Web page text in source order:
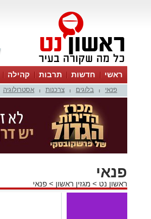
ראשי חדשות תרבות קהילה
פנאי בלוגים צרכנות אסטרולוגיה
פנאי
ראשון נט > מגזין ראשון > פנאי